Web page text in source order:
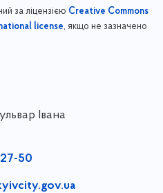
за ліцензією Creative Commons
license, якщо не зазначено
Івана
50